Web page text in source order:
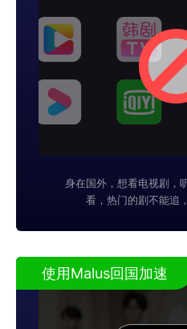
身在国外，想看电视剧，
看，热门的剧不能追
使用Malus回国加速